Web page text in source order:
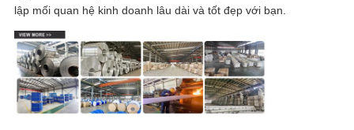
lập mối quan hệ kinh doanh lâu dài và tốt đẹp với bạn.